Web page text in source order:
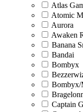
Atlas
Atomic
Aurora
Awaken
Banana
Bandai
Bombyx
Bombyx/
Captain